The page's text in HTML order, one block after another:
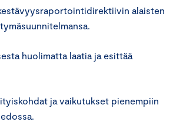
alaisten
huolimatta laatia ja esittää
ja vaikutukset pienempiin